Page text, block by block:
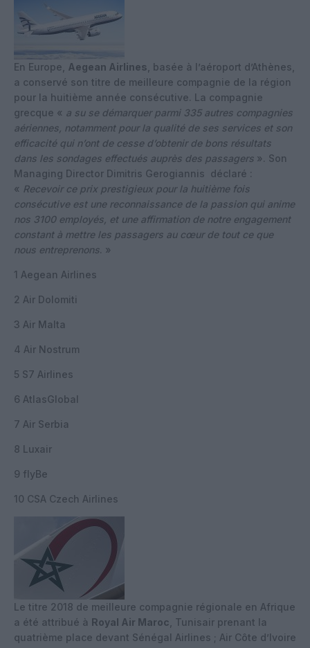
En Europe, Aegean Airlines , basée à l’aéroport d’Athènes,
a conservé son titre de meilleure compagnie de la région
pour la huitième année consécutive. La compagnie
grecque « a su se démarquer parmi 335 autres compagnies
aériennes, notamment pour la qualité de ses services et son
efficacité qui n’ont de cesse d’obtenir de bons résultats
dans les sondages effectués auprès des passagers ». Son
Managing Director Dimitris Gerogiannis déclaré :
« Recevoir ce prix prestigieux pour la huitième fois
consécutive est une reconnaissance de la passion qui anime
nos 3100 employés, et une affirmation de notre engagement
constant à mettre les passagers au cœur de tout ce que
nous entreprenons. »
1 Aegean Airlines
2 Air Dolomiti
3 Air Malta
4 Air Nostrum
5 S7 Airlines
6 AtlasGlobal
7 Air Serbia
8 Luxair
9 flyBe
10 CSA Czech Airlines
Le titre 2018 de meilleure compagnie régionale en Afrique
a été attribué à Royal Air Maroc , Tunisair prenant la
quatrième place devant Sénégal Airlines ; Air Côte d’Ivoire